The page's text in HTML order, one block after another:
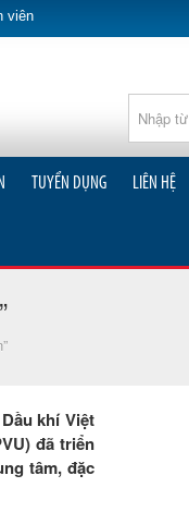
viên
TUYỂN DỤNG LIÊN HỆ
khí Việt
đã triển
tâm, đặc